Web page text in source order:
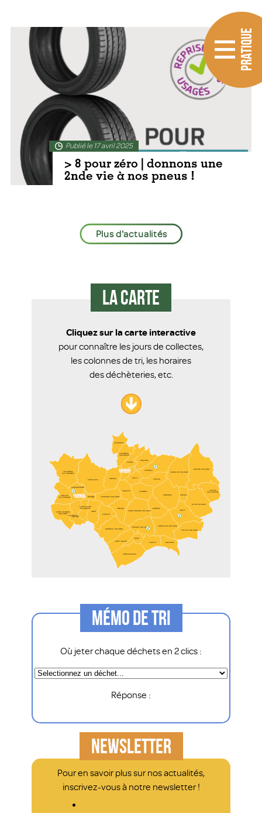
PRATIQUE
En lire plus
Publié le 17 avril 2025
> 8 pour zéro | donnons une
2nde vie à nos pneus !
Plus d'actualités
La carte
Cliquez sur la carte interactive
pour connaître les jours de collectes,
les colonnes de tri, les horaires
des déchèteries, etc.
MÉMO DE TRI
Où jeter chaque déchets en 2 clics :
Réponse :
NEWSLETTER
Pour en savoir plus sur nos actualités,
inscrivez-vous à notre newsletter !